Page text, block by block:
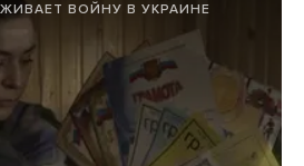
ВОЙНУ В УКРАИНЕ